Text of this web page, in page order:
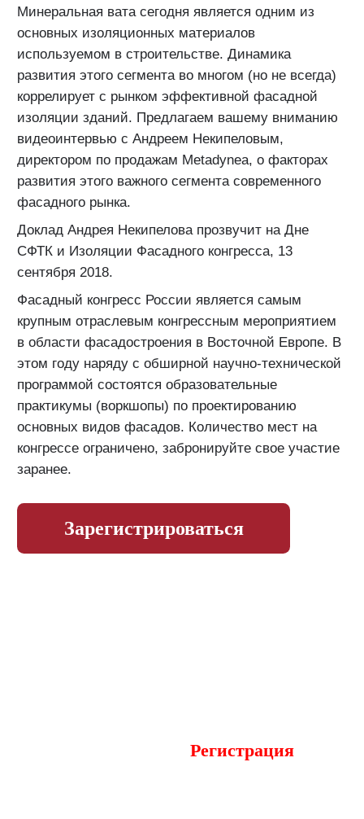
Минеральная вата сегодня является одним из
основных изоляционных материалов
используемом в строительстве. Динамика
развития этого сегмента во многом (но не всегда)
коррелирует с рынком эффективной фасадной
изоляции зданий. Предлагаем вашему вниманию
видеоинтервью с Андреем Некипеловым,
директором по продажам Metadynea, о факторах
развития этого важного сегмента современного
фасадного рынка.
Доклад Андрея Некипелова прозвучит на Дне
СФТК и Изоляции Фасадного конгресса, 13
сентября 2018.
Фасадный конгресс России является самым
крупным отраслевым конгрессным мероприятием
в области фасадостроения в Восточной Европе. В
этом году наряду с обширной научно-технической
программой состоятся образовательные
практикумы (воркшопы) по проектированию
основных видов фасадов. Количество мест на
конгрессе ограничено, забронируйте свое участие
заранее.
Зарегистрироваться
Регистрация